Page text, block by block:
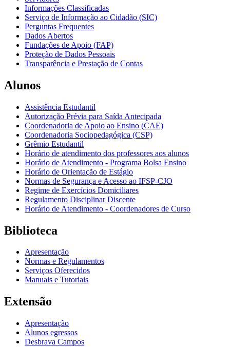
Informações Classificadas
Serviço de Informação ao Cidadão (SIC)
Perguntas Frequentes
Dados Abertos
Fundações de Apoio (FAP)
Proteção de Dados Pessoais
Transparência e Prestação de Contas
Alunos
Assistência Estudantil
Autorização Prévia para Saída Antecipada
Coordenadoria de Apoio ao Ensino (CAE)
Coordenadoria Sociopedagógica (CSP)
Grêmio Estudantil
Horário de atendimento dos professores aos alunos
Horário de Atendimento - Programa Bolsa Ensino
Horário de Orientação de Estágio
Normas de Segurança e Acesso ao IFSP-CJO
Regime de Exercícios Domiciliares
Regulamento Disciplinar Discente
Horário de Atendimento - Coordenadores de Curso
Biblioteca
Apresentação
Normas e Regulamentos
Serviços Oferecidos
Manuais e Tutoriais
Extensão
Apresentação
Alunos egressos
Desbrava Campos